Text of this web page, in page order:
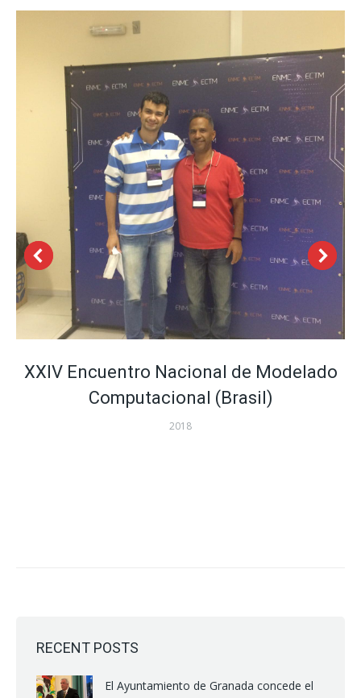
XXIV Encuentro Nacional de Modelado
Computacional (Brasil)
2018
RECENT POSTS
El Ayuntamiento de Granada concede el